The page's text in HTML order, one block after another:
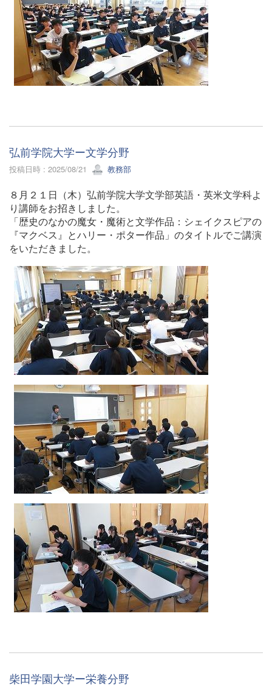
弘前学院大学ー文学分野
投稿日時 : 2025/08/21 教務部
８月２１日（木）弘前学院大学文学部英語・英米文学科よ
り講師をお招きしました。
「歴史のなかの魔女・魔術と文学作品：シェイクスピアの
『マクベス』とハリー・ポター作品」のタイトルでご講演
をいただきました。
柴田学園大学ー栄養分野